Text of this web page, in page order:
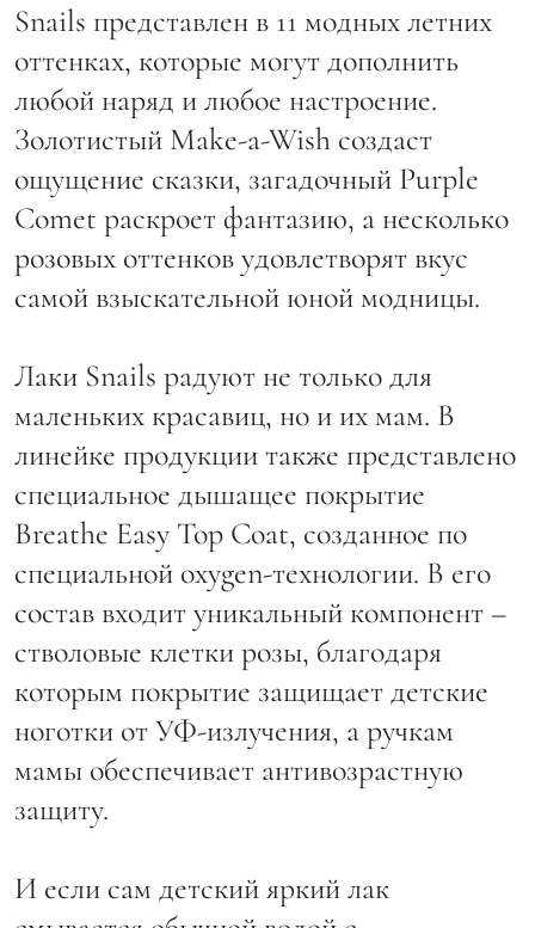
Snails представлен в 11 модных летних
оттенках, которые могут дополнить
любой наряд и любое настроение.
Золотистый Make-a-Wish создаст
ощущение сказки, загадочный Purple
Comet раскроет фантазию, а несколько
розовых оттенков удовлетворят вкус
самой взыскательной юной модницы.
Лаки Snails радуют не только для
маленьких красавиц, но и их мам. В
линейке продукции также представлено
специальное дышащее покрытие
Breathe Easy Top Coat, созданное по
специальной oxygen-технологии. В его
состав входит уникальный компонент –
стволовые клетки розы, благодаря
которым покрытие защищает детские
ноготки от УФ-излучения, а ручкам
мамы обеспечивает антивозрастную
защиту.
И если сам детский яркий лак